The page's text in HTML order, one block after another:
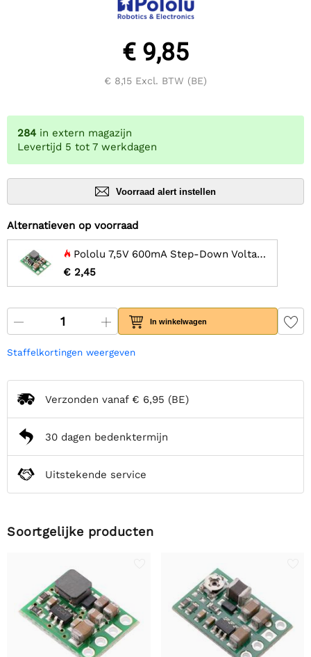
€ 9,85
€ 8,15 Excl. BTW (BE)
284 in extern magazijn
Levertijd 5 tot 7 werkdagen
Voorraad alert instellen
Alternatieven op voorraad
Pololu 7,5V 600mA Step-Down Voltage Regulator D36V6F7
€ 2,45
In winkelwagen
Staffelkortingen weergeven
Verzonden vanaf € 6,95 (BE)
30 dagen bedenktermijn
Uitstekende service
Soortgelijke producten